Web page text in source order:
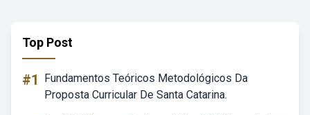
Top Post
#1
Fundamentos Teóricos Metodológicos Da
Proposta Curricular De Santa Catarina.